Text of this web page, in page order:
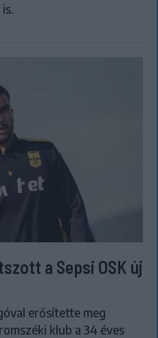
a Sepsi OSK új
erősítette meg
klub a 34 éves